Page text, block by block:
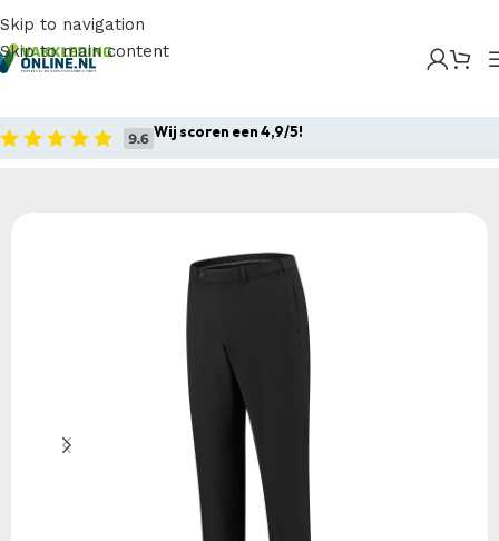
Skip to navigation
Skip to main content
Wij scoren een 4,9/5!
Tricorp – Pantalon Heren Business Traveler